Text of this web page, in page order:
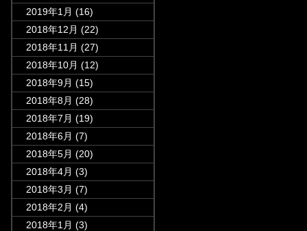
2019年1月 (16)
2018年12月 (22)
2018年11月 (27)
2018年10月 (12)
2018年9月 (15)
2018年8月 (28)
2018年7月 (19)
2018年6月 (7)
2018年5月 (20)
2018年4月 (3)
2018年3月 (7)
2018年2月 (4)
2018年1月 (3)